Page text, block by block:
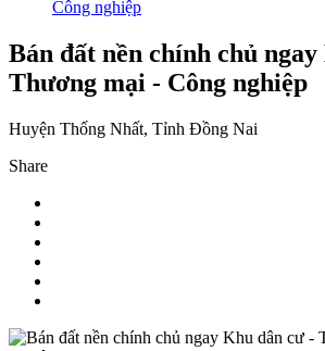
Công nghiệp
Bán đất nền chính chủ
Thương mại - Công nghiệp
Huyện Thống Nhất, Tỉnh Đồng Nai
Share